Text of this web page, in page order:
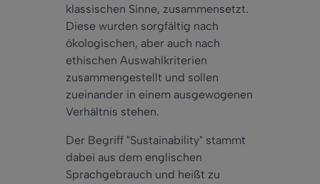
klassischen Sinne, zusammensetzt.
Diese wurden sorgfältig nach
ökologischen, aber auch nach
ethischen Auswahlkriterien
zusammengestellt und sollen
zueinander in einem ausgewogenen
Verhältnis stehen.
Der Begriff "Sustainability" stammt
dabei aus dem englischen
Sprachgebrauch und heißt zu